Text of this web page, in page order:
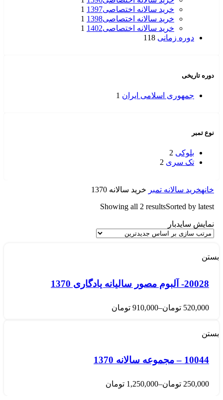
خرید سالانه اختصاصی1397
1
خرید سالانه اختصاصی1398
1
خرید سالانه اختصاصی1402
1
دوره زمانی 118
دوره تاریخی
جمهوری اسلامی ایران 1
نوع تمبر
بلوکی 2
تک سری 2
خانهخرید سالانه تمبر خرید سالانه 1370
Showing all 2 resultsSorted by latest
نمایش سایدبار
بستن
20028- آلبوم مصور سالیانه یادگاری 1370
520,000 تومان–
910,000 تومان
بستن
10044 – مجموعه سالانه 1370
250,000 تومان–
1,250,000 تومان